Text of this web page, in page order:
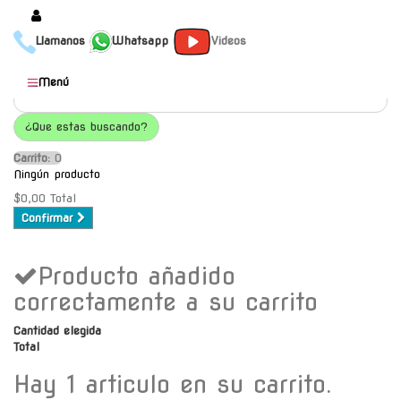
Llamanos Whatsapp Videos
Productos
Populares
Categorías
Marcas
Mayoristas
Contacto
Envío gratis a C.A.B.A. a
partir de $30000
Menú
¿Que estas buscando?
Carrito: O
Ningún producto
$0,00 Total
Confirmar
Producto añadido
correctamente a su carrito
Cantidad elegida
Total
Hay 1 articulo en su carrito.